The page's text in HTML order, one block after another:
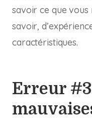
savoir ce que
savoir,
caractéristiques.
Erreur #3